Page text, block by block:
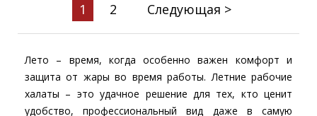
1 2 Следующая >
Лето – время, когда особенно важен комфорт и
защита от жары во время работы. Летние рабочие
халаты – это удачное решение для тех, кто ценит
удобство, профессиональный вид даже в самую